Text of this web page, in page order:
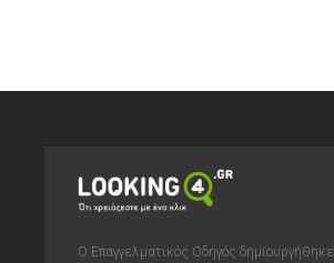
Ο Επαγγελματικός Οδηγός δημιουργήθηκε